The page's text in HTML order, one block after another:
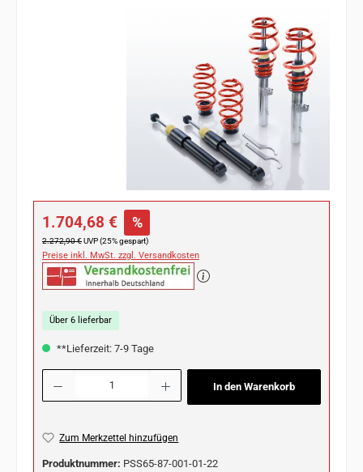
Verkaufspreis:
1.704,68 € %
Regulärer Preis:
2.272,90 €UVP (25% gespart)
Preise inkl. MwSt. zzgl. Versandkosten
Über 6 lieferbar
**Lieferzeit: 7-9 Tage
Produkt Anzahl: Gib den gewünschten Wert ein oder benutze die Schaltflächen
In den Warenkorb
Zum Merkzettel hinzufügen
Produktnummer: PSS65-87-001-01-22